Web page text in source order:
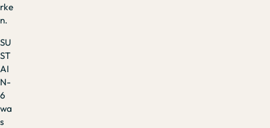
rke
n.
SU
ST
AI
N-
6
wa
s